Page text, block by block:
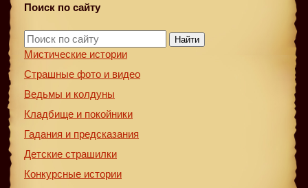
Поиск по сайту
Найти
Мистические истории
Страшные фото и видео
Ведьмы и колдуны
Кладбище и покойники
Гадания и предсказания
Детские страшилки
Конкурсные истории